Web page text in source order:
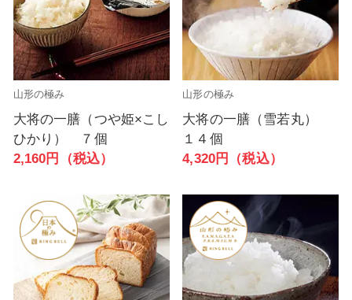
山形の極み
大将の一膳（つや姫×こし
ひかり） ７個
2,160円（税込）
山形の極み
大将の一膳（雪若丸）
１４個
4,320円（税込）